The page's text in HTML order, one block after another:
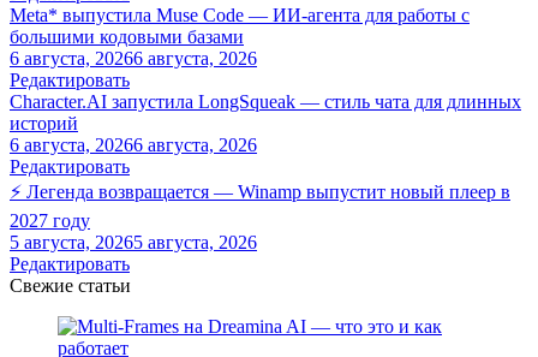
Meta* выпустила Muse Code — ИИ-агента для работы с
большими кодовыми базами
6 августа, 20266 августа, 2026
Редактировать
Character.AI запустила LongSqueak — стиль чата для длинных
историй
6 августа, 20266 августа, 2026
Редактировать
⚡ Легенда возвращается — Winamp выпустит новый плеер в
2027 году
5 августа, 20265 августа, 2026
Редактировать
Свежие статьи